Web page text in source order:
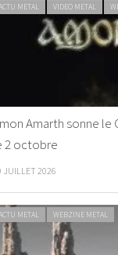
METAL VIDEO METAL
Amarth sonne le
2 octobre
JUILLET 2026
METAL WEBZINE METAL